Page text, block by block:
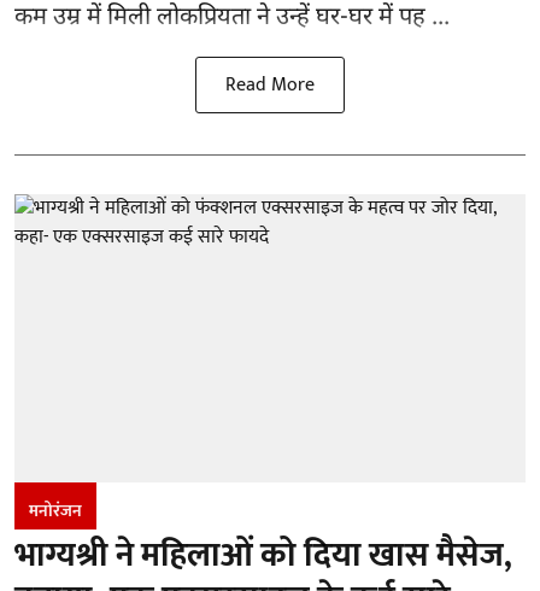
कम उम्र में मिली लोकप्रियता ने उन्हें घर-घर में पह ...
Read More
मनोरंजन
भाग्यश्री ने महिलाओं को दिया खास मैसेज,